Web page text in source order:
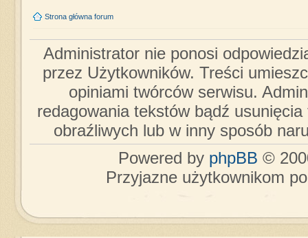
Strona główna forum
Administrator nie ponosi
przez Użytkowników. Treści
opiniami twórców serwisu.
redagowania tekstów bądź
obraźliwych lub w inny sposób
Powered by phpBB ©
Przyjazne użytkownikom